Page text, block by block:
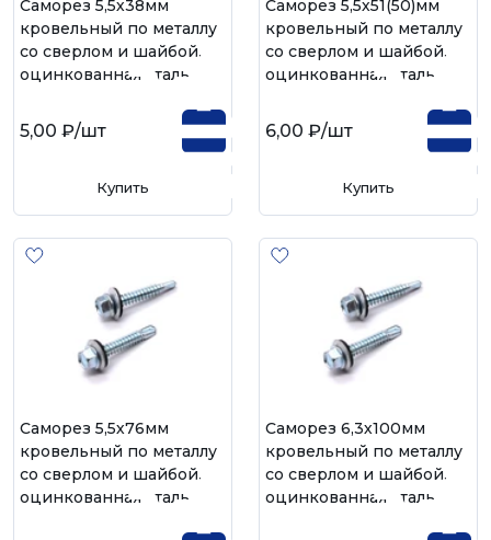
Саморез 5,5х38мм
кровельный по металлу
со сверлом и шайбой,
оцинкованная сталь
5,00 ₽/шт
Купить
Саморез 5,5х51(50)мм
кровельный по металлу
со сверлом и шайбой,
оцинкованная сталь
6,00 ₽/шт
Купить
Саморез 5,5х76мм
кровельный по металлу
со сверлом и шайбой,
оцинкованная сталь
Саморез 6,3х100мм
кровельный по металлу
со сверлом и шайбой,
оцинкованная сталь